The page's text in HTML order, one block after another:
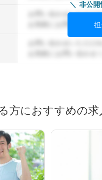
お問い合わせいただ
お気軽にお問い合わせ
非公開
方におすすめの求